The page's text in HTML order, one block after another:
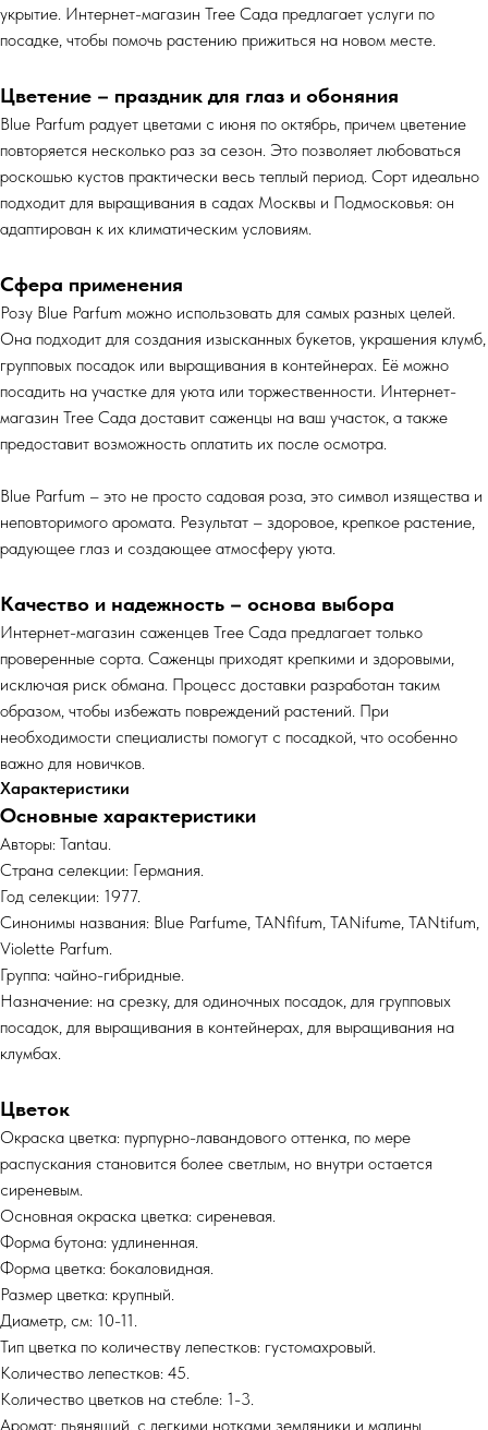
укрытие. Интернет-магазин Tree Сада предлагает услуги по
посадке, чтобы помочь растению прижиться на новом месте.
Цветение – праздник для глаз и обоняния
Blue Parfum радует цветами с июня по октябрь, причем цветение
повторяется несколько раз за сезон. Это позволяет любоваться
роскошью кустов практически весь теплый период. Сорт идеально
подходит для выращивания в садах Москвы и Подмосковья: он
адаптирован к их климатическим условиям.
Сфера применения
Розу Blue Parfum можно использовать для самых разных целей.
Она подходит для создания изысканных букетов, украшения клумб,
групповых посадок или выращивания в контейнерах. Её можно
посадить на участке для уюта или торжественности. Интернет-
магазин Tree Сада доставит саженцы на ваш участок, а также
предоставит возможность оплатить их после осмотра.
Blue Parfum – это не просто садовая роза, это символ изящества и
неповторимого аромата. Результат – здоровое, крепкое растение,
радующее глаз и создающее атмосферу уюта.
Качество и надежность – основа выбора
Интернет-магазин саженцев Tree Сада предлагает только
проверенные сорта. Саженцы приходят крепкими и здоровыми,
исключая риск обмана. Процесс доставки разработан таким
образом, чтобы избежать повреждений растений. При
необходимости специалисты помогут с посадкой, что особенно
важно для новичков.
Характеристики
Основные характеристики
Авторы: Tantau.
Страна селекции: Германия.
Год селекции: 1977.
Синонимы названия: Blue Parfume, TANfifum, TANifume, TANtifum,
Violette Parfum.
Группа: чайно-гибридные.
Назначение: на срезку, для одиночных посадок, для групповых
посадок, для выращивания в контейнерах, для выращивания на
клумбах.
Цветок
Окраска цветка: пурпурно-лавандового оттенка, по мере
распускания становится более светлым, но внутри остается
сиреневым.
Основная окраска цветка: сиреневая.
Форма бутона: удлиненная.
Форма цветка: бокаловидная.
Размер цветка: крупный.
Диаметр, см: 10-11.
Тип цветка по количеству лепестков: густомахровый.
Количество лепестков: 45.
Количество цветков на стебле: 1-3.
Аромат: пьянящий, с легкими нотками земляники и малины.